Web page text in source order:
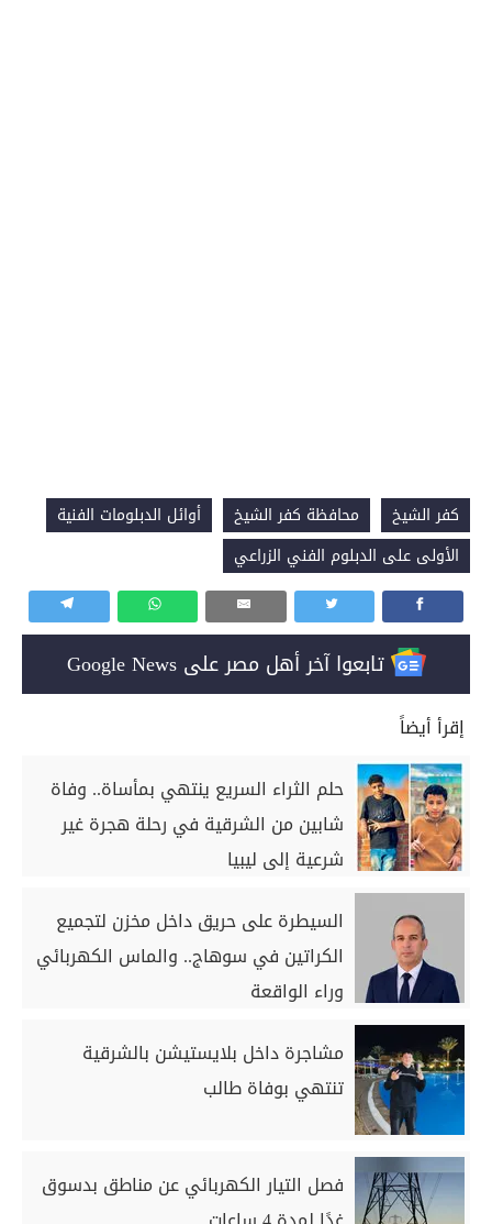
كفر الشيخ محافظة كفر الشيخ
أوائل الدبلومات الفنية
الأولى على الدبلوم الفني الزراعي
تابعوا آخر أهل مصر على Google News
إقرأ أيضاً
حلم الثراء السريع ينتهي بمأساة.. وفاة
شابين من الشرقية في رحلة هجرة غير
شرعية إلى ليبيا
السيطرة على حريق داخل مخزن لتجميع
الكراتين في سوهاج.. والماس الكهربائي
وراء الواقعة
مشاجرة داخل بلايستيشن بالشرقية
تنتهي بوفاة طالب
فصل التيار الكهربائي عن مناطق بدسوق